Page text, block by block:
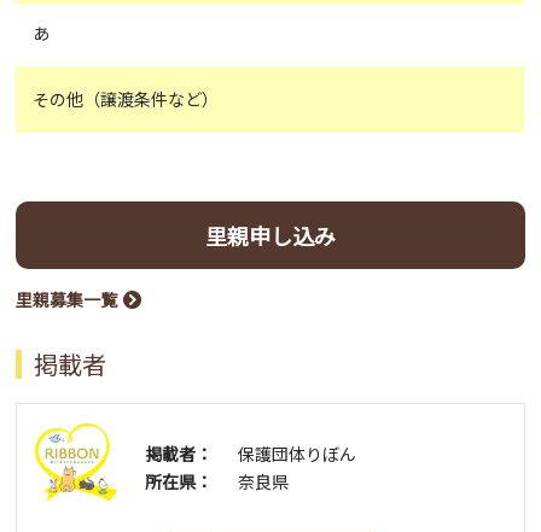
あ
その他（譲渡条件など）
里親申し込み
里親募集一覧
掲載者
掲載者：
保護団体りぼん
所在県：
奈良県